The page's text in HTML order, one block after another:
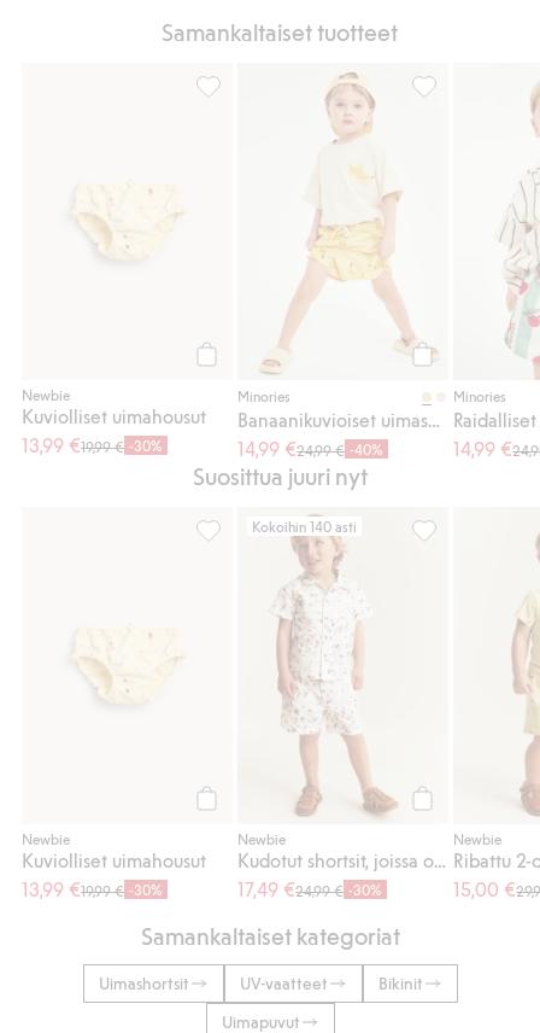
Samankaltaiset tuotteet
Newbie
Kuviolliset uimahousut
13,99 €19,99 € -30%
Kuviolliset uimahousut, Lisää suosikkeihin
Minories
14,99 €24,99 € -40%
Minories
14,99 €
Suosittua juuri nyt
Newbie
Kuviolliset uimahousut
13,99 €19,99 € -30%
Kuviolliset uimahousut, Lisää suosikkeihin
Kokoihin 140 asti
Newbie
17,49 €24,99 € -30%
Kudotut
Newbie
Ribattu 2-
15,00 €
Samankaltaiset kategoriat
Uimashortsit UV-vaatteet
Bikinit
Uimapuvut